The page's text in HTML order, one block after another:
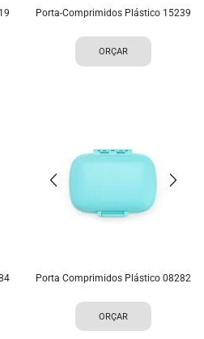
Porta-Comprimidos Plástico 15239
ORÇAR
Porta Comprimidos Plástico 08282
ORÇAR